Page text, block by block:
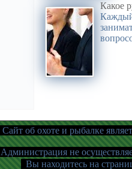
Какое
Каждый
Сайт об охоте и рыбалке
Администрация не
Вы находитесь на